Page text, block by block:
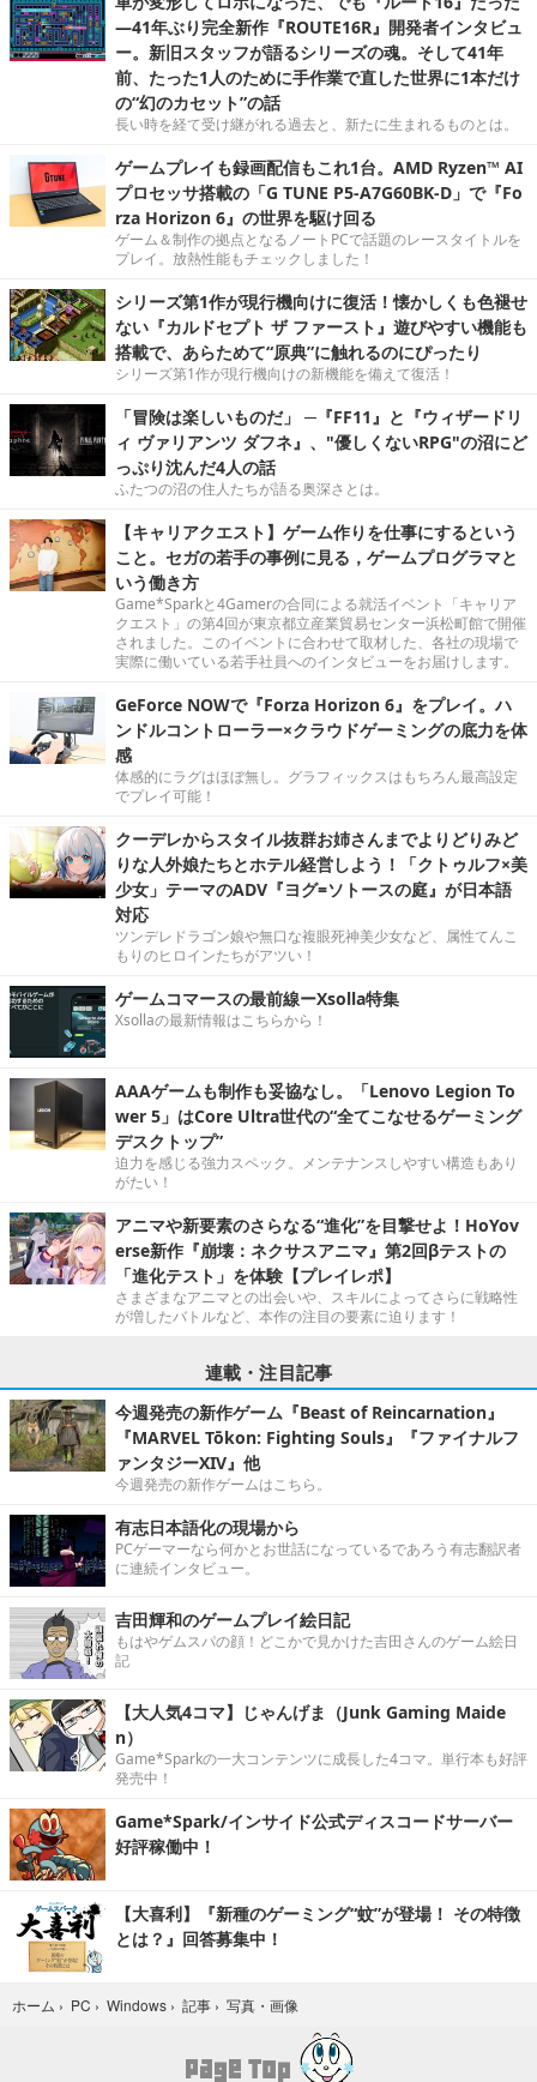
―41年ぶり完全新作『ROUTE16R』開発者インタビュ
ー。新旧スタッフが語るシリーズの魂。そして41年
前、たった1人のために手作業で直した世界に1本だけ
の“幻のカセット”の話
長い時を経て受け継がれる過去と、新たに生まれるものとは。
ゲームプレイも録画配信もこれ1台。AMD Ryzen™ AI
プロセッサ搭載の「G TUNE P5-A7G60BK-D」で『Fo
rza Horizon 6』の世界を駆け回る
ゲーム＆制作の拠点となるノートPCで話題のレースタイトルを
プレイ。放熱性能もチェックしました！
シリーズ第1作が現行機向けに復活！懐かしくも色褪せ
ない『カルドセプト ザ ファースト』遊びやすい機能も
搭載で、あらためて“原典”に触れるのにぴったり
シリーズ第1作が現行機向けの新機能を備えて復活！
「冒険は楽しいものだ」 ─『FF11』と『ウィザードリ
ィ ヴァリアンツ ダフネ』、"優しくないRPG"の沼にど
っぷり沈んだ4人の話
ふたつの沼の住人たちが語る奥深さとは。
【キャリアクエスト】ゲーム作りを仕事にするという
こと。セガの若手の事例に見る，ゲームプログラマと
いう働き方
Game*Sparkと4Gamerの合同による就活イベント「キャリア
クエスト」の第4回が東京都立産業貿易センター浜松町館で開催
されました。このイベントに合わせて取材した、各社の現場で
実際に働いている若手社員へのインタビューをお届けします。
GeForce NOWで『Forza Horizon 6』をプレイ。ハ
ンドルコントローラー×クラウドゲーミングの底力を体
感
体感的にラグはほぼ無し。グラフィックスはもちろん最高設定
でプレイ可能！
クーデレからスタイル抜群お姉さんまでよりどりみど
りな人外娘たちとホテル経営しよう！「クトゥルフ×美
少女」テーマのADV『ヨグ=ソトースの庭』が日本語
対応
ツンデレドラゴン娘や無口な複眼死神美少女など、属性てんこ
もりのヒロインたちがアツい！
ゲームコマースの最前線ーXsolla特集
Xsollaの最新情報はこちらから！
AAAゲームも制作も妥協なし。「Lenovo Legion To
wer 5」はCore Ultra世代の“全てこなせるゲーミング
デスクトップ”
迫力を感じる強力スペック。メンテナンスしやすい構造もあり
がたい！
アニマや新要素のさらなる“進化”を目撃せよ！HoYov
erse新作『崩壊：ネクサスアニマ』第2回βテストの
「進化テスト」を体験【プレイレポ】
さまざまなアニマとの出会いや、スキルによってさらに戦略性
が増したバトルなど、本作の注目の要素に迫ります！
連載・注目記事
今週発売の新作ゲーム『Beast of Reincarnation』
『MARVEL Tōkon: Fighting Souls』『ファイナルフ
ァンタジーXIV』他
今週発売の新作ゲームはこちら。
有志日本語化の現場から
PCゲーマーなら何かとお世話になっているであろう有志翻訳者
に連続インタビュー。
吉田輝和のゲームプレイ絵日記
もはやゲムスパの顔！どこかで見かけた吉田さんのゲーム絵日
記
【大人気4コマ】じゃんげま（Junk Gaming Maide
n）
Game*Sparkの一大コンテンツに成長した4コマ。単行本も好評
発売中！
Game*Spark/インサイド公式ディスコードサーバー
好評稼働中！
【大喜利】『新種のゲーミング“蚊”が登場！ その特徴
とは？』回答募集中！
ホーム › PC › Windows › 記事 › 写真・画像